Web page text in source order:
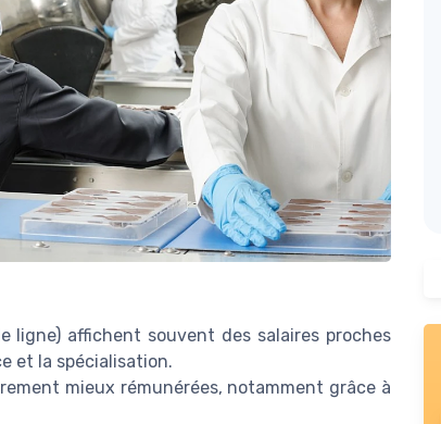
ligne) affichent souvent des salaires proches
et la spécialisation.
mieux rémunérées, notamment grâce à